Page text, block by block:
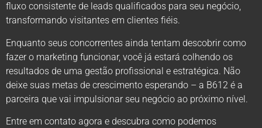
fluxo consistente de leads qualificados para seu negócio,
transformando visitantes em clientes fiéis.
Enquanto seus concorrentes ainda tentam descobrir como
fazer o marketing funcionar, você já estará colhendo os
resultados de uma gestão profissional e estratégica. Não
deixe suas metas de crescimento esperando – a B612 é a
parceira que vai impulsionar seu negócio ao próximo nível.
Entre em contato agora e descubra como podemos